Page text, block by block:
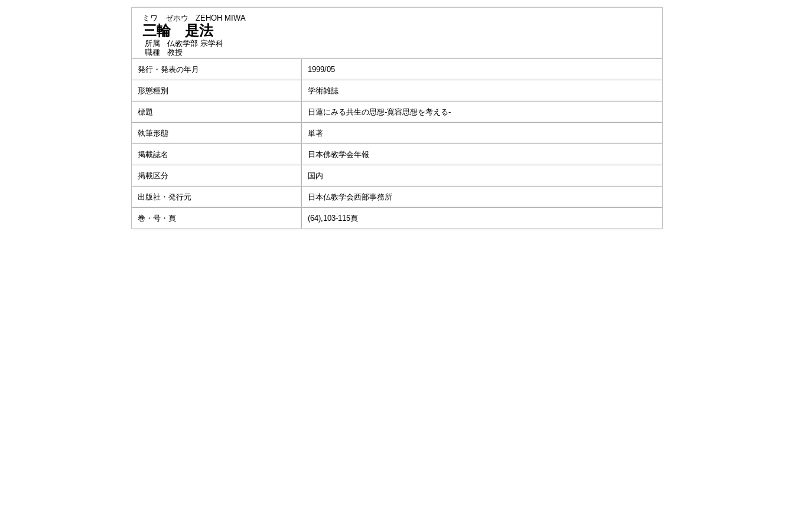
ミワ ゼホウ ZEHOH MIWA
三輪 是法
所属
仏教学部 宗学科
職種
教授
発行・発表の年月
1999/05
形態種別 学術雑誌
標題 日蓮にみる共生の思想-寛容思想を考える-
執筆形態 単著
掲載誌名 日本佛教学会年報
掲載区分 国内
出版社・発行元 日本仏教学会西部事務所
巻・号・頁 (64),103-115頁